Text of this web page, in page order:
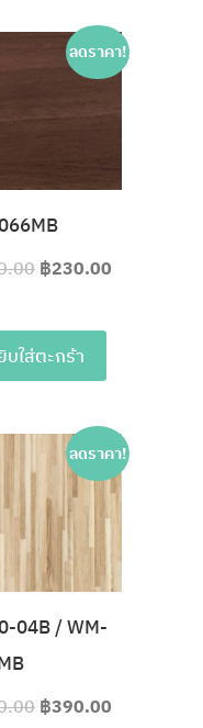
ลดราคา!
฿230.00
บใส่ตะกร้า
ลดราคา!
04B / WM-
฿390.00